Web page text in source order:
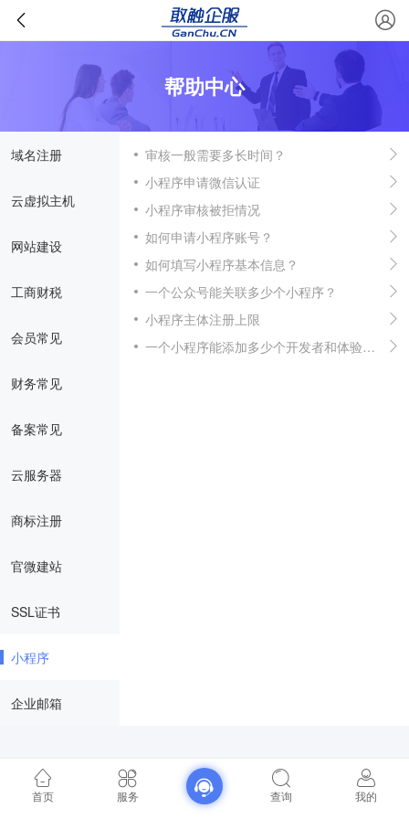
帮助中心
域名注册
云虚拟主机
网站建设
工商财税
会员常见
财务常见
备案常见
云服务器
商标注册
官微建站
SSL证书
小程序
企业邮箱
审核一般需要多长时间？
小程序申请微信认证
小程序审核被拒情况
如何申请小程序账号？
如何填写小程序基本信息？
一个公众号能关联多少个小程序？
小程序主体注册上限
一个小程序能添加多少个开发者和体验者？
首页 服务 查询 我的